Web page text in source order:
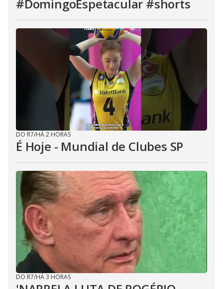
#DomingoEspetacular #shorts
DO R7/HÁ 2 HORAS
É Hoje - Mundial de Clubes SP
DO R7/HÁ 3 HORAS